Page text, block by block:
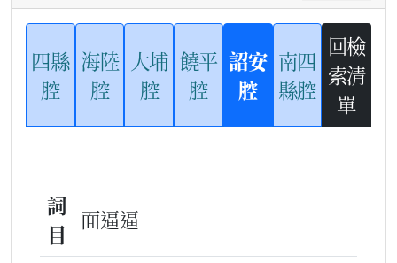
四縣
腔
海陸
腔
大埔
腔
饒平
腔
詔安
腔
南四
縣腔
回檢
索清
單
詞
目
面逼逼